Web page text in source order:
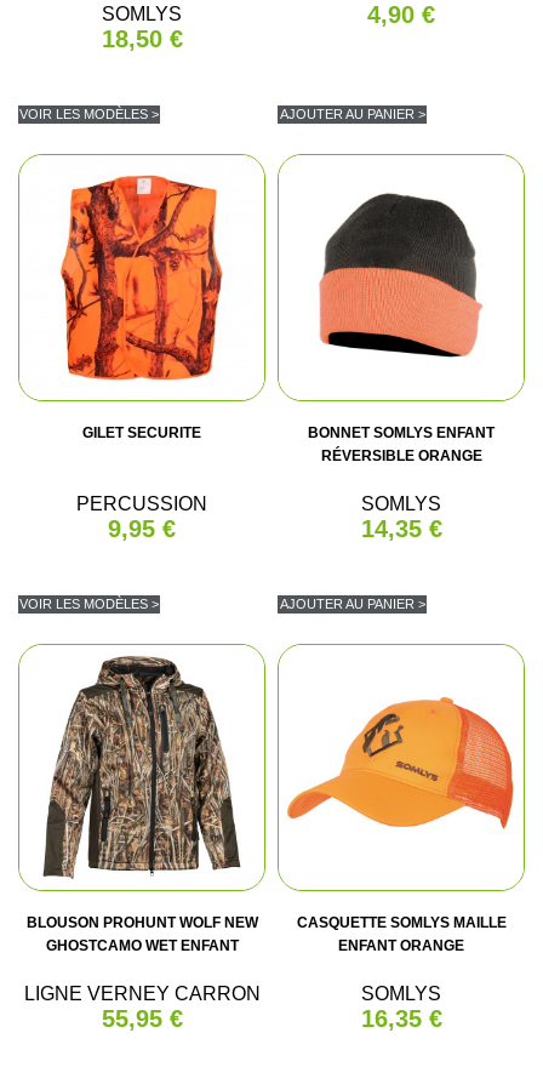
SOMLYS
18,50 €
VOIR LES MODÈLES >
4,90 €
AJOUTER AU PANIER >
GILET SECURITE
PERCUSSION
9,95 €
VOIR LES MODÈLES >
BONNET SOMLYS ENFANT
RÉVERSIBLE ORANGE
SOMLYS
14,35 €
AJOUTER AU PANIER >
BLOUSON PROHUNT WOLF NEW
GHOSTCAMO WET ENFANT
LIGNE VERNEY CARRON
55,95 €
CASQUETTE SOMLYS MAILLE
ENFANT ORANGE
SOMLYS
16,35 €